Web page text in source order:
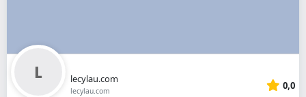
lecylau.com
lecylau.com 0,0